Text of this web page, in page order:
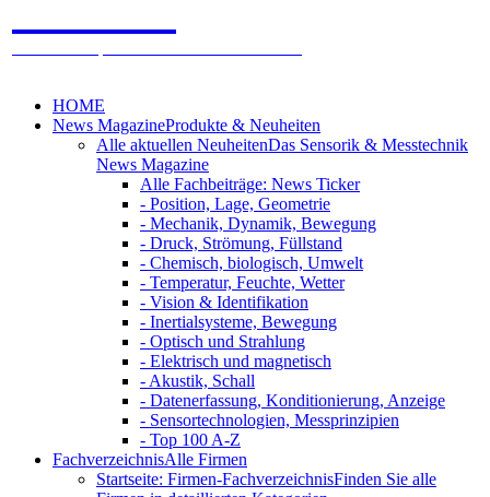
HOME
News MagazineProdukte & Neuheiten
Alle aktuellen NeuheitenDas Sensorik & Messtechnik
News Magazine
Alle Fachbeiträge: News Ticker
- Position, Lage, Geometrie
- Mechanik, Dynamik, Bewegung
- Druck, Strömung, Füllstand
- Chemisch, biologisch, Umwelt
- Temperatur, Feuchte, Wetter
- Vision & Identifikation
- Inertialsysteme, Bewegung
- Optisch und Strahlung
- Elektrisch und magnetisch
- Akustik, Schall
- Datenerfassung, Konditionierung, Anzeige
- Sensortechnologien, Messprinzipien
- Top 100 A-Z
FachverzeichnisAlle Firmen
Startseite: Firmen-FachverzeichnisFinden Sie alle